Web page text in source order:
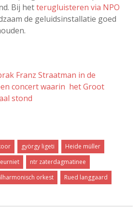
Bij hetterugluisteren via NPO
de geluidsinstallatie goed
Franz Straatman in de
concert waarin het Groot
stond
györgy ligeti
Heide müller
ntr zaterdagmatinee
orkest Rued langgaard